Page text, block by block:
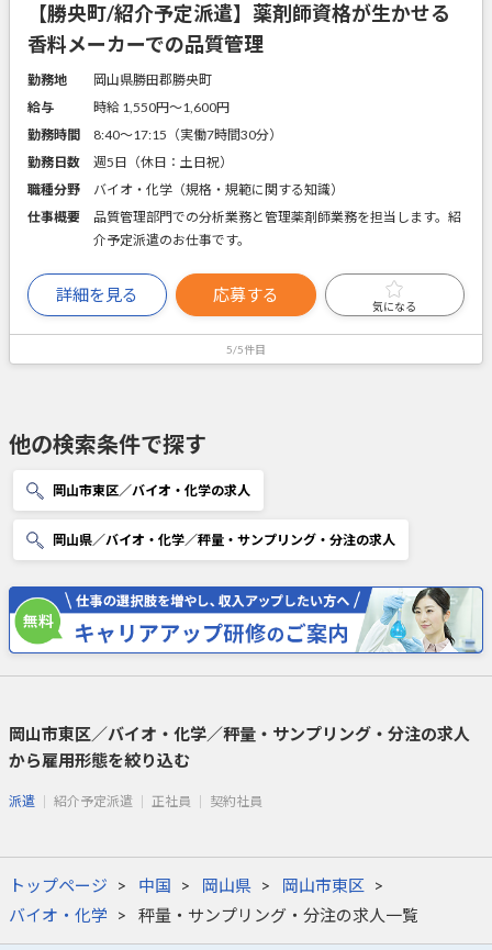
【勝央町/紹介予定派遣】薬剤師資格が生かせる
香料メーカーでの品質管理
勤務地
岡山県勝田郡勝央町
給与
時給 1,550円〜1,600円
勤務時間
8:40～17:15（実働7時間30分）
勤務日数
週5日（休日：土日祝）
職種分野
バイオ・化学（規格・規範に関する知識）
仕事概要
品質管理部門での分析業務と管理薬剤師業務を担当します。紹
介予定派遣のお仕事です。
詳細を見る 応募する
気になる
5/5件目
他の検索条件で探す
岡山市東区／バイオ・化学の求人
岡山県／バイオ・化学／秤量・サンプリング・分注の求人
岡山市東区／バイオ・化学／秤量・サンプリング・分注の求人
から雇用形態を絞り込む
派遣 紹介予定派遣 正社員 契約社員
トップページ 中国 岡山県
岡山市東区
バイオ・化学
秤量・サンプリング・分注の求人一覧